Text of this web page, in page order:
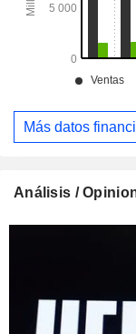
Más datos
Análisis /